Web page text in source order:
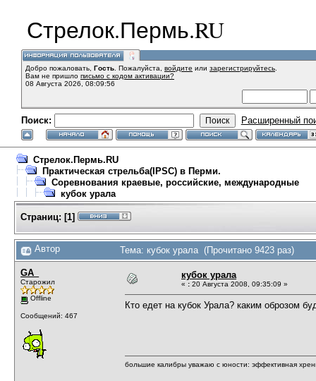
Стрелок.Пермь.RU
Добро пожаловать, Гость . Пожалуйста, войдите или зарегистрируйтесь
Вам не пришло письмо с кодом активации?
08 Августа 2026, 08:09:56
Поиск: Расширенный
Стрелок.Пермь.RU
Практическая стрельба(IPSC) в Перми.
Соревнования краевые, российские, международные
кубок урала
Страниц: [1]
Автор Тема: кубок урала (Прочитано 9423 раз)
GA_
Старожил
Offline
Сообщений: 467
кубок урала
« : 20 Августа 2008, 09:35:09 »
Кто едет на кубок Урала? каким оброзом
большие калибры уважаю с юности: эффективная